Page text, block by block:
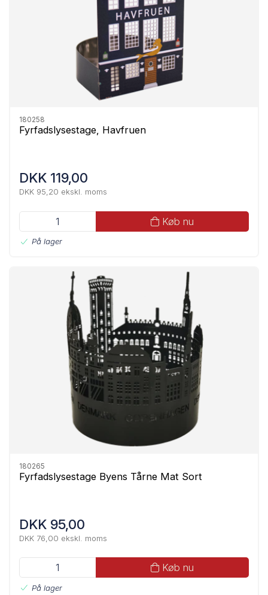
180258
Fyrfadslysestage, Havfruen
DKK 119,00
DKK 95,20 ekskl. moms
Køb nu
På lager
180265
Fyrfadslysestage Byens Tårne Mat Sort
DKK 95,00
DKK 76,00 ekskl. moms
Køb nu
På lager